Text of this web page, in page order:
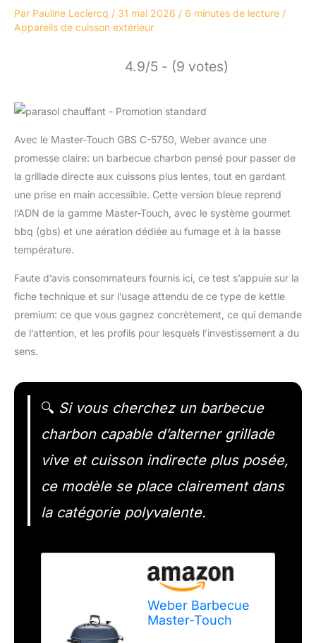
Par Pauline Leclercq / 31 mai 2026 / 6 minutes de lecture /
Appareils de cuisson extérieur
4.9/5 - (9 votes)
Avec le Master-Touch GBS C-5750, Weber avance une
promesse claire: un barbecue charbon pensé pour passer de
la grillade directe aux cuissons plus lentes, tout en gardant
une prise en main accessible. Cette version bleue reprend
l’ADN de la gamme Master-Touch, avec le système gourmet
bbq (gbs) et une aération dédiée au fumage et à la basse
température.
Faute d’avis consommateurs fournis ici, ce test s’appuie sur la
fiche technique et sur l’usage attendu de ce type de kettle
premium: ce que vous gagnez concrètement, ce qui demande
de l’attention, et les profils pour lesquels l’investissement a du
sens.
🔍 Si vous cherchez un barbecue
charbon capable d’alterner grillade
vive et cuisson indirecte plus posée,
ce modèle se place clairement dans
la catégorie polyvalente.
Weber Barbecue
Master-Touch